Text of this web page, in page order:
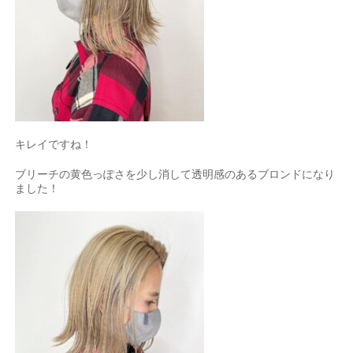
キレイですね！
ブリーチの黄色っぽさを少し消して透明感のあるブロンドになり
ました！